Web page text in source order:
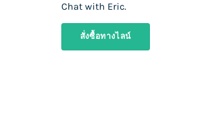
Chat with Eric.
สั่งซื้อทางไลน์